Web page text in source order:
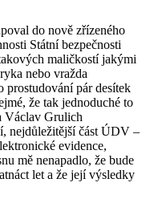
do nově zřízeného
Státní bezpečnosti
maličkostí jakými
nebo vražda
prostudování pár desítek
že tak jednoduché to
Václav Grulich
nejdůležitější část ÚDV –
evidence,
mě nenapadlo, že bude
let a že její výsledky